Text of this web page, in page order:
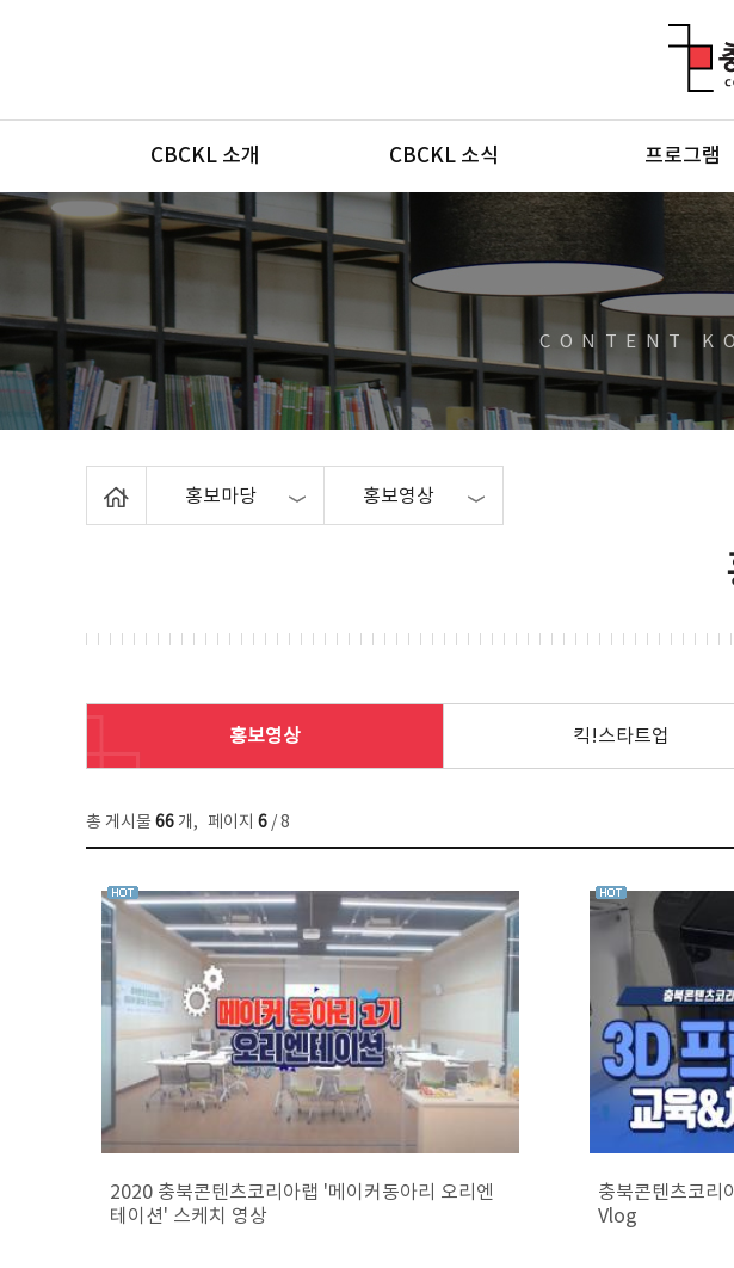
메뉴
CBCKL 소개 CBCKL 소식 프로그램
CONTENT
홍보마당 홍보영상
홍보영상 킥!스타트업
총 게시물 66 개, 페이지 6 / 8
2020 충북콘텐츠코리아랩 '메이커동아리 오리엔
테이션' 스케치 영상
충북콘텐츠코리
Vlog